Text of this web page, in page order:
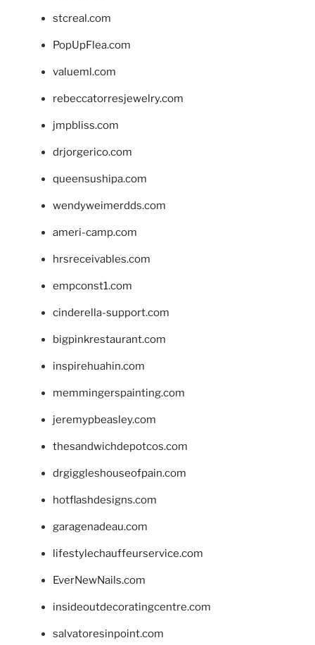
stcreal.com
PopUpFlea.com
valueml.com
rebeccatorresjewelry.com
jmpbliss.com
drjorgerico.com
queensushipa.com
wendyweimerdds.com
ameri-camp.com
hrsreceivables.com
empconst1.com
cinderella-support.com
bigpinkrestaurant.com
inspirehuahin.com
memmingerspainting.com
jeremypbeasley.com
thesandwichdepotcos.com
drgiggleshouseofpain.com
hotflashdesigns.com
garagenadeau.com
lifestylechauffeurservice.com
EverNewNails.com
insideoutdecoratingcentre.com
salvatoresinpoint.com